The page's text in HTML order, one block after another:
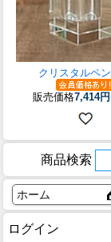
クリスタルペ
販売価格7,414円
商品検索
ホーム
ログイン